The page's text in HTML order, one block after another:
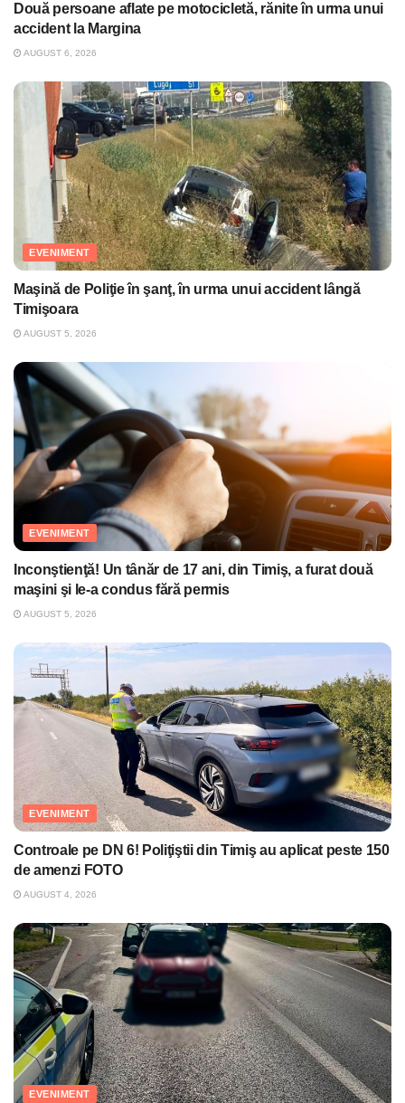
Două persoane aflate pe motocicletă, rănite în urma unui
accident la Margina
AUGUST 6, 2026
EVENIMENT
Maşină de Poliţie în şanţ, în urma unui accident lângă
Timişoara
AUGUST 5, 2026
EVENIMENT
Inconştienţă! Un tânăr de 17 ani, din Timiş, a furat două
maşini şi le-a condus fără permis
AUGUST 5, 2026
EVENIMENT
Controale pe DN 6! Poliţiştii din Timiş au aplicat peste 150
de amenzi FOTO
AUGUST 4, 2026
EVENIMENT